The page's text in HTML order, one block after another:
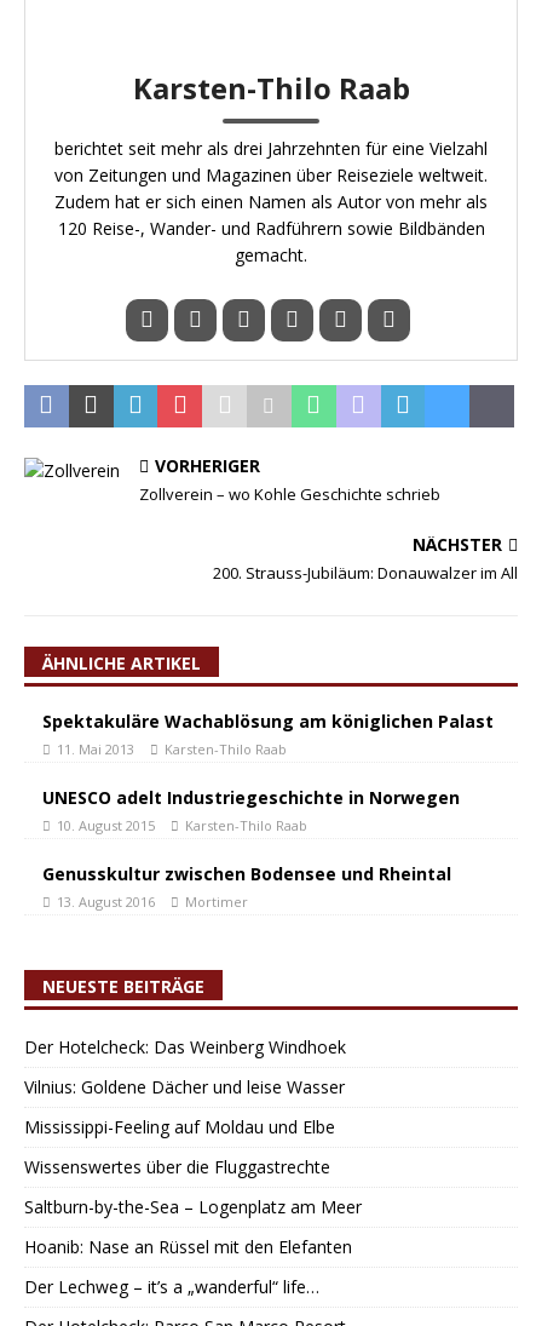
Karsten-Thilo Raab
berichtet seit mehr als drei Jahrzehnten für eine Vielzahl
von Zeitungen und Magazinen über Reiseziele weltweit.
Zudem hat er sich einen Namen als Autor von mehr als
120 Reise-, Wander- und Radführern sowie Bildbänden
gemacht.
VORHERIGER
Zollverein – wo Kohle Geschichte schrieb
NÄCHSTER
200. Strauss-Jubiläum: Donauwalzer im All
ÄHNLICHE ARTIKEL
Spektakuläre Wachablösung am königlichen Palast
11. Mai 2013 Karsten-Thilo Raab
UNESCO adelt Industriegeschichte in Norwegen
10. August 2015 Karsten-Thilo Raab
Genusskultur zwischen Bodensee und Rheintal
13. August 2016 Mortimer
NEUESTE BEITRÄGE
Der Hotelcheck: Das Weinberg Windhoek
Vilnius: Goldene Dächer und leise Wasser
Mississippi-Feeling auf Moldau und Elbe
Wissenswertes über die Fluggastrechte
Saltburn-by-the-Sea – Logenplatz am Meer
Hoanib: Nase an Rüssel mit den Elefanten
Der Lechweg – it’s a „wanderful“ life…